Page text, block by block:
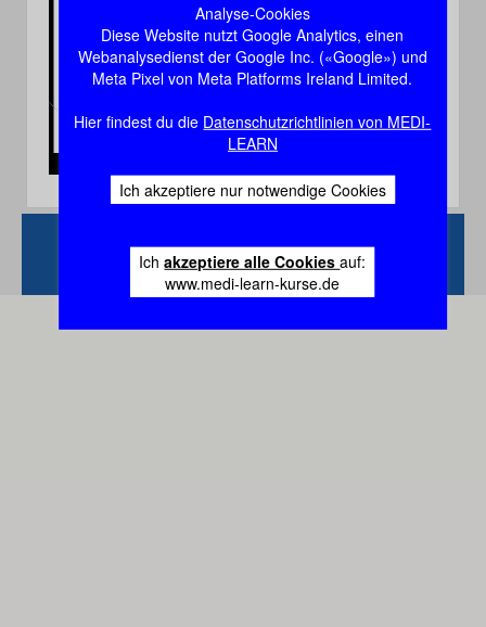
Analyse-Cookies
Diese Website nutzt Google Analytics, einen
Webanalysedienst der Google Inc. («Google») und
Meta Pixel von Meta Platforms Ireland Limited.
Hier findest du die Datenschutzrichtlinien von MEDI-
LEARN
Ich akzeptiere nur notwendige Cookies
Ichakzeptiere alle Cookiesauf:
www.medi-learn-kurse.de
Video
Zurück
Vertrag
widerrufen